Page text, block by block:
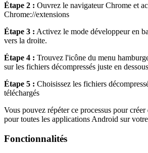
Étape 2 : Ouvrez le navigateur Chrome et
Chrome://extensions
Étape 3 : Activez le mode développeur en
vers la droite.
Étape 4 : Trouvez l'icône du menu
sur les fichiers décompressés juste en
Étape 5 : Choisissez les fichiers
téléchargés
Vous pouvez répéter ce processus pour
pour toutes les applications Android sur
Fonctionnalités